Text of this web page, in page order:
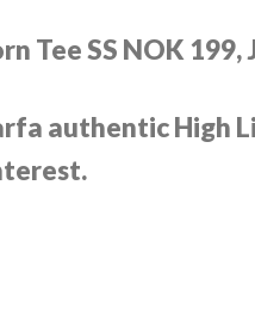
Tee SS NOK 199,
authentic High